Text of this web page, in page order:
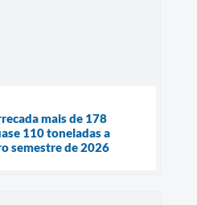
mais de 178
110 toneladas a
semestre de 2026